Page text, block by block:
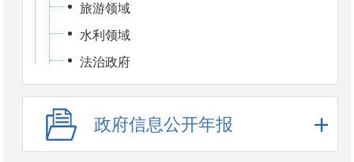
旅游领域
水利领域
法治政府
政府信息公开年报